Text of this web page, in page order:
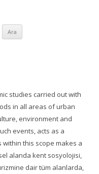
studies carried out with
in all areas of urban
environment and
events, acts as a
this scope makes a
alanda kent sosyolojisi,
dair tüm alanlarda,